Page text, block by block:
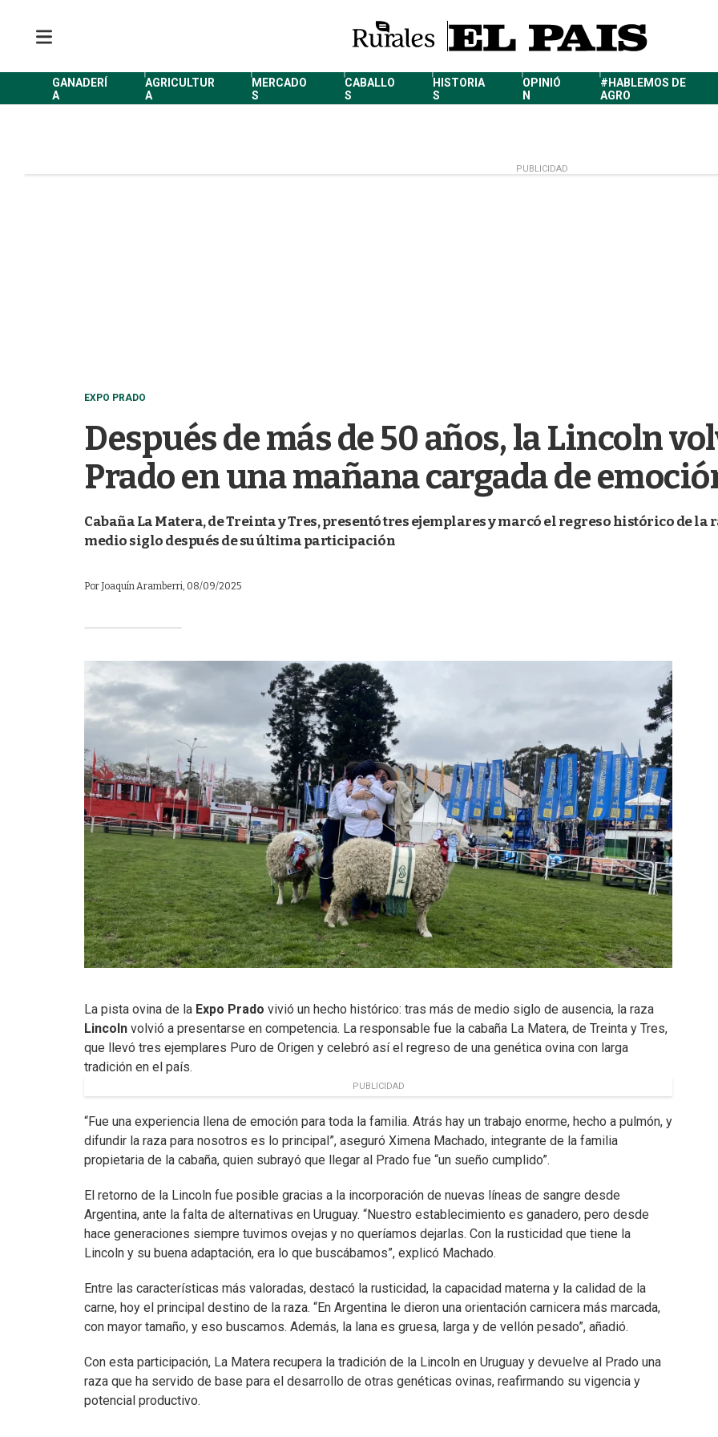
M
u
GANADERÍ
A
AGRICULTUR
A
MERCADO
S
CABALLO
S
HISTORIA
S
OPINIÓ
N
#HABLEMOS DE
AGRO
PUBLICIDAD
EXPO PRADO
Después de más de 50 años, la Lincoln
Prado en una mañana cargada de
Cabaña La Matera, de Treinta y Tres, presentó tres ejemplares y marcó el regreso histórico de la
medio siglo después de su última participación
PorJoaquín Aramberri, 08/09/2025
La pista ovina de la Expo Prado vivió un hecho histórico: tras más de medio siglo de ausencia, la raza
Lincoln volvió a presentarse en competencia. La responsable fue la cabaña La Matera, de Treinta y Tres,
que llevó tres ejemplares Puro de Origen y celebró así el regreso de una genética ovina con larga
tradición en el país.
PUBLICIDAD
“Fue una experiencia llena de emoción para toda la familia. Atrás hay un trabajo enorme, hecho a pulmón, y
difundir la raza para nosotros es lo principal”, aseguró Ximena Machado, integrante de la familia
propietaria de la cabaña, quien subrayó que llegar al Prado fue “un sueño cumplido”.
El retorno de la Lincoln fue posible gracias a la incorporación de nuevas líneas de sangre desde
Argentina, ante la falta de alternativas en Uruguay. “Nuestro establecimiento es ganadero, pero desde
hace generaciones siempre tuvimos ovejas y no queríamos dejarlas. Con la rusticidad que tiene la
Lincoln y su buena adaptación, era lo que buscábamos”, explicó Machado.
Entre las características más valoradas, destacó la rusticidad, la capacidad materna y la calidad de la
carne, hoy el principal destino de la raza. “En Argentina le dieron una orientación carnicera más marcada,
con mayor tamaño, y eso buscamos. Además, la lana es gruesa, larga y de vellón pesado”, añadió.
Con esta participación, La Matera recupera la tradición de la Lincoln en Uruguay y devuelve al Prado una
raza que ha servido de base para el desarrollo de otras genéticas ovinas, reafirmando su vigencia y
potencial productivo.